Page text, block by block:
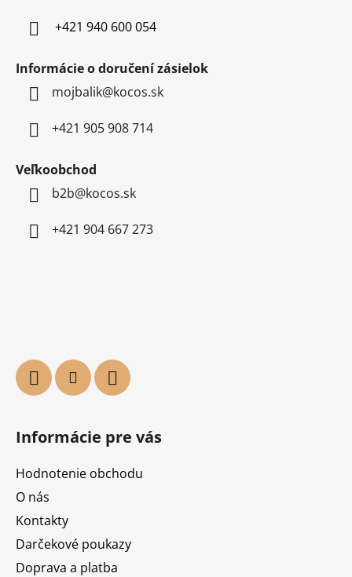
+421 940 600 054
Informácie o doručení zásielok
mojbalik@kocos.sk
+421 905 908 714
Veľkoobchod
b2b@kocos.sk
+421 904 667 273
Informácie pre vás
Hodnotenie obchodu
O nás
Kontakty
Darčekové poukazy
Doprava a platba